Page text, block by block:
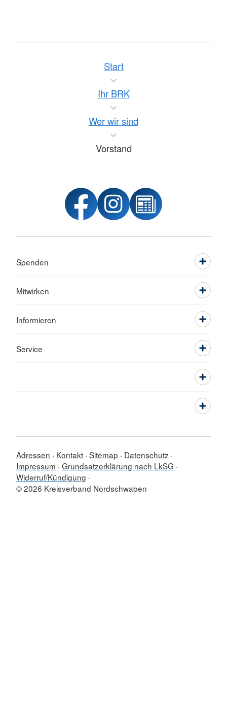
Start
Ihr BRK
Wer wir sind
Vorstand
Spenden
Mitwirken
Informieren
Service
Adressen Kontakt Sitemap
Datenschutz
Impressum Grundsatzerklärung nach LkSG
Widerruf/Kündigung
© 2026 Kreisverband Nordschwaben